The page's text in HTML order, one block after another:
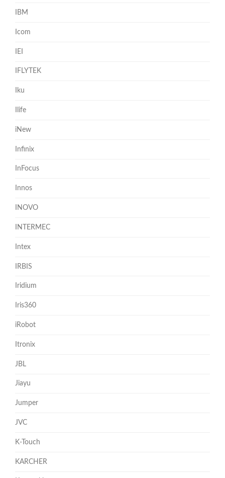
IBM
Icom
IEI
IFLYTEK
Iku
Ilife
iNew
Infinix
InFocus
Innos
INOVO
INTERMEC
Intex
IRBIS
Iridium
Iris360
iRobot
Itronix
JBL
Jiayu
Jumper
JVC
K-Touch
KARCHER